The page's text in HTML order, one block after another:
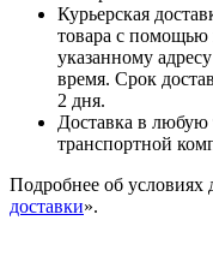
Курьерская
товара с помощью
указанному
время. Срок
2 дня.
Доставка в
транспортной
Подробнее об условиях
доставки».